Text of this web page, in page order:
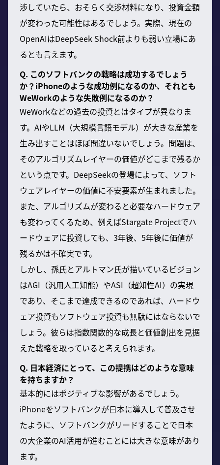
渉していたら、おそらく交渉材料になり、投資金額
が変わった可能性はあるでしょう。実際、現在の
OpenAIはDeepSeek Shock前よりも弱い立場にあ
るとも言えます。
Q. このソフトバンクの戦略は成功するでしょう
か？iPhoneのような成功例になるのか、それとも
WeWorkのような失敗例になるのか？
WeWorkなどの過去の投資とはタイプが異なりま
す。AIやLLM（大規模言語モデル）が大きな産業を
生み出すことはほぼ間違いないでしょう。問題は、
そのアルゴリズムレイヤーの価値がどこまで残るか
という点です。DeepSeekの登場によって、ソフト
ウェアレイヤーの価値に不安要素が生まれました。
また、アルゴリズムが変わると必要なハードウェア
も変わってくるため、例えばStargate Projectでハ
ードウェアに投資しても、3年後、5年後に価値が
残るかは不確実です。
しかし、孫氏とアルトマン氏が描いているビジョン
はAGI（汎用人工知能）やASI（超知性AI）の実現
であり、そこまで達成できるのであれば、ハードウ
ェア投資もソフトウェア投資も無駄にはならないで
しょう。彼らは指数関数的な成長と価値創出を見据
えた戦略を取っていると考えられます。
Q. 日本経済にとって、この提携はどのような意味
を持ちますか？
基本的にはポジティブな影響があるでしょう。
iPhoneをソフトバンクが日本に導入して普及させ
たように、ソフトバンクがリードすることで日本
の大企業のAI活用が進むことには大きな意味があり
ます。